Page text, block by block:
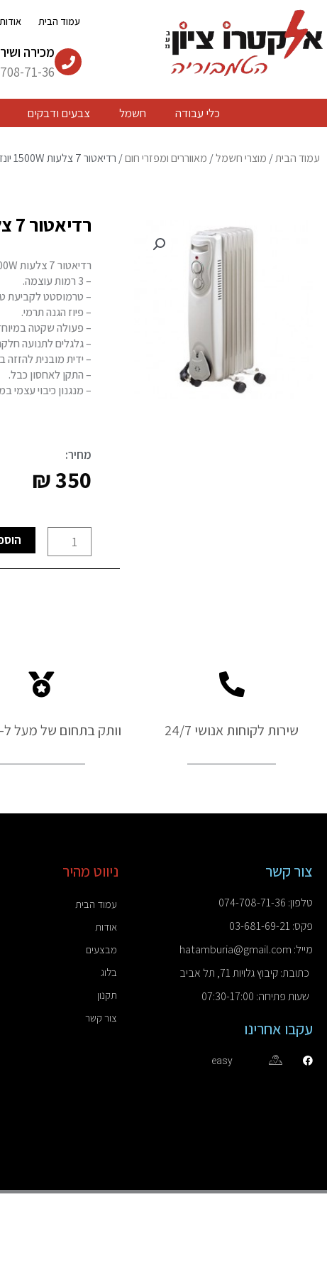
לתוכן
עמוד הבית אודות
מכירה
71-36
כלי עבודה חשמל צבעים ודבקים
עמוד הבית/ מוצרי חשמל/ מאווררים ומפזרי חום/ רדיאטור 7 צלעות 1500W יונדאי
רדיאטור 7 צלעות 1500W יונדאי
רדיאטור 7 צלעות 1500W מבית יונדאי.
– 3 רמות עוצמה.
– טרמוסטט לקביעת
– פיוז הגנה תרמי.
– פעולה שקטה
– גלגלים לתנועה
– ידית מובנית להזזה
– התקן לאחסון כבל.
– מנגנון כיבוי עצמי
מחיר:
₪350
כמות
של
שירות לקוחות אנושי 24/7 וותק בתחום של מעל ל-50 שנה
צור קשר
טלפון: 074-708-71-36
פקס: 03-681-69-21
מייל: hatamburia@gmail.com
כתובת: קיבוץ גלויות 71, תל אביב
שעות פתיחה: 07:30-17:00
עקבו אחרינו
easy
ניווט מהיר
עמוד הבית
אודות
מבצעים
בלוג
תקנון
צור קשר